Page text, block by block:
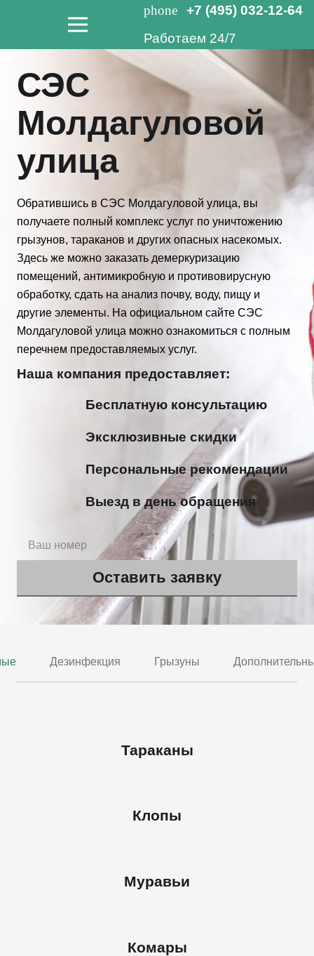
phone
+7 (495) 032-12-64
Работаем 24/7
СЭС
Молдагуловой
улица
Обратившись в СЭС Молдагуловой улица, вы
получаете полный комплекс услуг по уничтожению
грызунов, тараканов и других опасных насекомых.
Здесь же можно заказать демеркуризацию
помещений, антимикробную и противовирусную
обработку, сдать на анализ почву, воду, пищу и
другие элементы. На официальном сайте СЭС
Молдагуловой улица можно ознакомиться с полным
перечнем предоставляемых услуг.
Наша компания предоставляет:
Бесплатную консультацию
Эксклюзивные скидки
Персональные рекомендации
Выезд в день обращения
Дезинфекция Грызуны
Тараканы
Клопы
Муравьи
Комары